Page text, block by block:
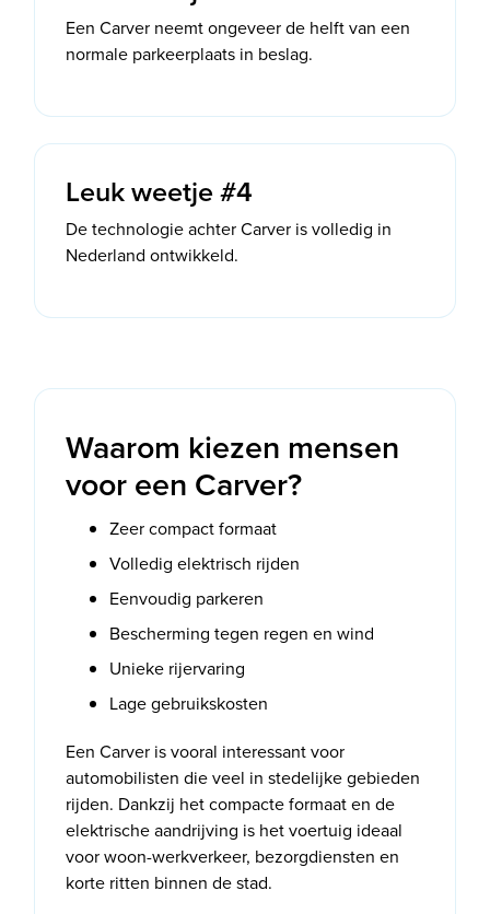
Een Carver neemt ongeveer de helft van een
normale parkeerplaats in beslag.
Leuk weetje #4
De technologie achter Carver is volledig in
Nederland ontwikkeld.
Waarom kiezen mensen
voor een Carver?
Zeer compact formaat
Volledig elektrisch rijden
Eenvoudig parkeren
Bescherming tegen regen en wind
Unieke rijervaring
Lage gebruikskosten
Een Carver is vooral interessant voor
automobilisten die veel in stedelijke gebieden
rijden. Dankzij het compacte formaat en de
elektrische aandrijving is het voertuig ideaal
voor woon-werkverkeer, bezorgdiensten en
korte ritten binnen de stad.